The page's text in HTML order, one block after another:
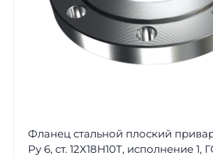
Фланец стальной плоский
Ру 6, ст. 12Х18Н10Т, исполнение 1,